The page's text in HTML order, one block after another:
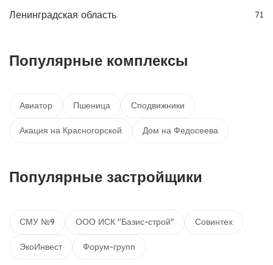
Ленинградская область 71
Популярные комплексы
Авиатор Пшеница Сподвижники
Акация на Красногорской Дом на Федосеева
Популярные застройщики
СМУ №9 ООО ИСК "Базис-строй" Совинтех
ЭкоИнвест Форум-групп